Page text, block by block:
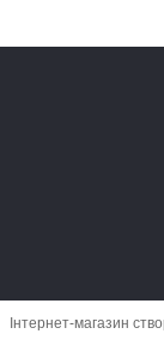
Інтернет-магазин